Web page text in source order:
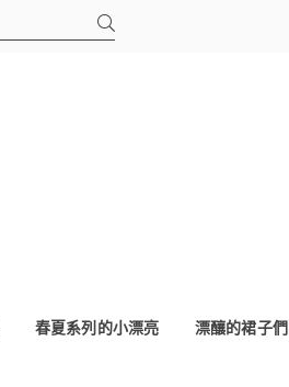
春夏系列的小漂亮 漂釀的裙子們